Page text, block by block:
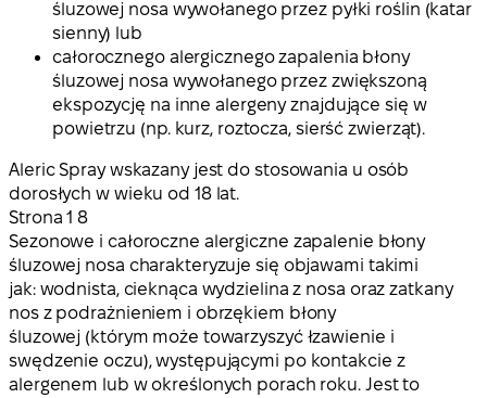
śluzowej nosa wywołanego przez pyłki roślin (katar
sienny) lub
całorocznego alergicznego zapalenia błony
śluzowej nosa wywołanego przez zwiększoną
ekspozycję na inne alergeny znajdujące się w
powietrzu (np. kurz, roztocza, sierść zwierząt).
Aleric Spray wskazany jest do stosowania u osób
dorosłych w wieku od 18 lat.
Strona1 8
Sezonowe i całoroczne alergiczne zapalenie błony
śluzowej nosa charakteryzuje się objawami takimi
jak: wodnista, cieknąca wydzielina z nosa oraz zatkany
nos z podrażnieniem i obrzękiem błony
śluzowej (którym może towarzyszyć łzawienie i
swędzenie oczu), występującymi po kontakcie z
alergenem lub w określonych porach roku. Jest to